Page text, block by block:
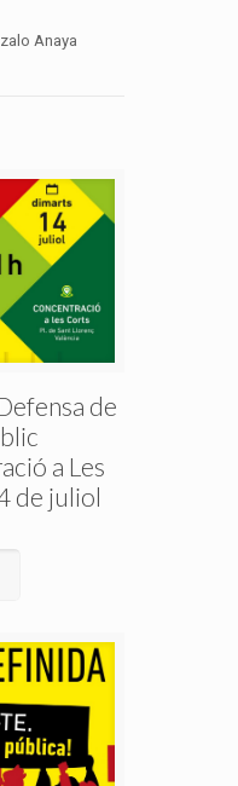
Anaya
de
a Les
de juliol